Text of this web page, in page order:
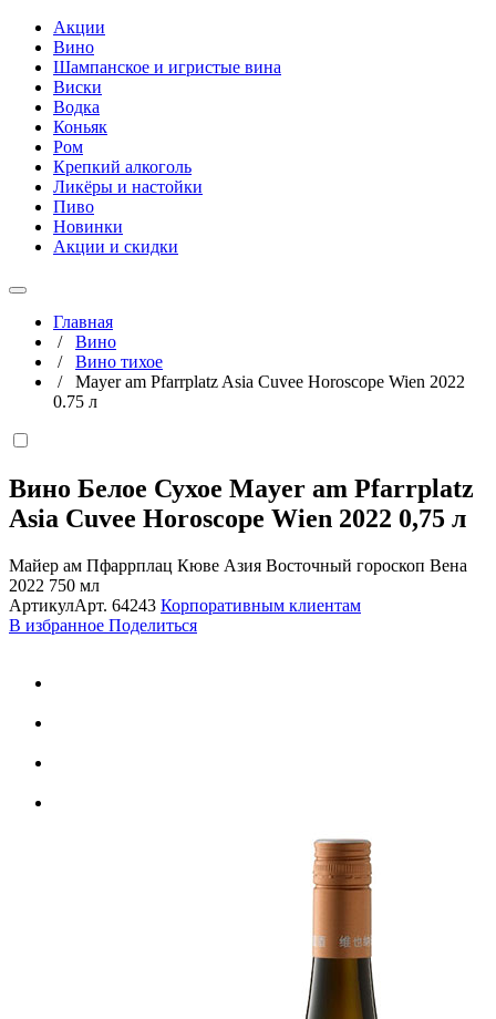
Акции
Вино
Шампанское и игристые вина
Виски
Водка
Коньяк
Ром
Крепкий алкоголь
Ликёры и настойки
Пиво
Новинки
Акции и скидки
Главная
/ Вино
/ Вино тихое
/ Mayer am Pfarrplatz Asia Cuvee Horoscope Wien 2022
0.75 л
Вино Белое Сухое Mayer am Pfarrplatz
Asia Cuvee Horoscope Wien 2022 0,75 л
Майер ам Пфаррплац Кюве Азия Восточный гороскоп Вена
2022 750 мл
АртикулАрт. 64243 Корпоративным клиентам
В избранное Поделиться